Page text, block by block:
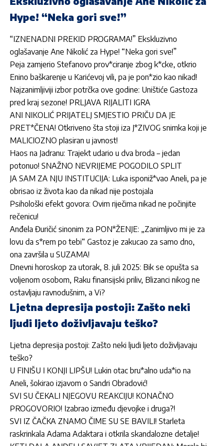
Hype! “Neka gori sve!”
“IZNENADNI PREKID PROGRAMA!” Ekskluzivno
oglašavanje Ane Nikolić za Hype! “Neka gori sve!”
Peja zamjerio Stefanovo prov*ciranje zbog k*cke, otkrio
Enino baškarenje u Karićevoj vili, pa je pon*zio kao nikad!
Najzanimljiviji izbor potrčka ove godine: Uništiće Gastoza
pred kraj sezone! PRLJAVA RIJALITI IGRA
ANI NIKOLIĆ PRIJATELJ SMJESTIO PRIČU DA JE
PRET*ČENA! Otkriveno šta stoji iza J*ZIVOG snimka koji je
MALICIOZNO plasiran u javnost!
Haos na Jadranu: Trajekt udario u dva broda – jedan
potonuo! SNAŽNO NEVRIJEME POGODILO SPLIT
JA SAM ZA NJU INSTITUCIJA: Luka isponiž*vao Aneli, pa je
obrisao iz života kao da nikad nije postojala
Psihološki efekt govora: Ovim riječima nikad ne počinjite
rečenicu!
Anđela Đuričić sinonim za PON*ŽENJE: „Zanimljivo mi je za
lovu da s*rem po tebi“ Gastoz je zakucao za samo dno,
ona završila u SUZAMA!
Dnevni horoskop za utorak, 8. juli 2025: Bik se opušta sa
voljenom osobom, Raku finansijski priliv, Blizanci nikog ne
ostavljaju ravnodušnim, a Vi?
Ljetna depresija postoji: Zašto neki
ljudi ljeto doživljavaju teško?
Ljetna depresija postoji: Zašto neki ljudi ljeto doživljavaju
teško?
U FINIŠU I KONJI LIPŠU! Lukin otac bru*alno uda*io na
Aneli, šokirao izjavom o Sandri Obradović!
SVI SU ČEKALI NJEGOVU REAKCIJU! KONAČNO
PROGOVORIO! Izabrao između djevojke i druga?!
SVI IZ ČAČKA ZNAMO ČIME SU SE BAVILI! Starleta
raskrinkala Adama Adaktara i otkrila skandalozne detalje!